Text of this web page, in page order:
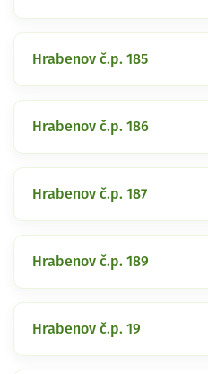
Hrabenov č.p. 185
Hrabenov č.p. 186
Hrabenov č.p. 187
Hrabenov č.p. 189
Hrabenov č.p. 19